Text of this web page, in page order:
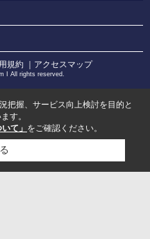
規約 ｜アクセスマップ
I All rights reserved.
把握、サービス向上検討を目的と
す。
て」 をご確認ください。